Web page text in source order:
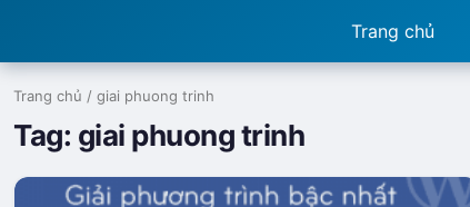
Trang chủ
Trang chủ / giai phuong trinh
Tag: giai phuong trinh